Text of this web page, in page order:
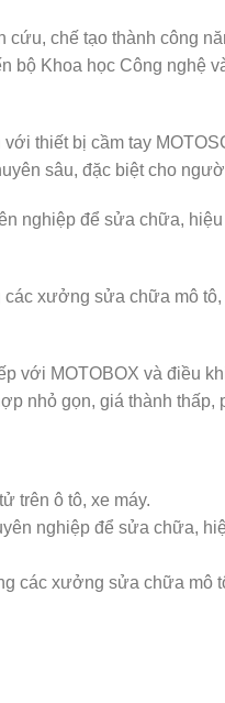
chế tạo thành công
Khoa học Công
thiết bị cầm tay
sâu, đặc biệt cho
nghiệp để sửa chữa,
xưởng sửa chữa mô
với MOTOBOX và điều
nhỏ gọn, giá thành
trên ô tô, xe máy.
nghiệp để sửa chữa,
các xưởng sửa chữa